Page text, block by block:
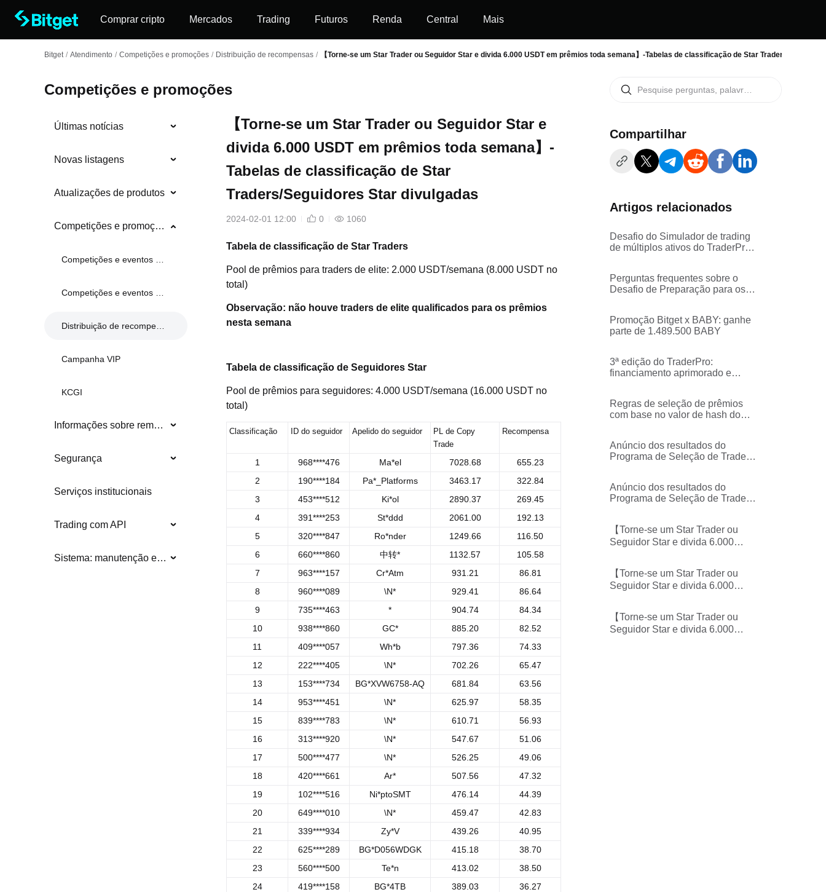
Comprar cripto Mercados Trading Futuros Renda Central Mais
Bitget / Atendimento / Competições e promoções / Distribuição de recompensas / 【Torne-se um Star Trader ou Seguidor Star e divida 6.000 USDT em prêmios toda semana】-Tabelas de classificação de Star Traders/
Competições e promoções
Últimas notícias
Novas listagens
Atualizações de produtos
Competições e promoções
Competições e eventos em andamento
Competições e eventos anteriores
Distribuição de recompensas
Campanha VIP
KCGI
Informações sobre remoções
Segurança
Serviços institucionais
Trading com API
Sistema: manutenção e atualização
【Torne-se um Star Trader ou Seguidor Star e
divida 6.000 USDT em prêmios toda semana】-
Tabelas de classificação de Star
Traders/Seguidores Star divulgadas
2024-02-01 12:00 0 1060
Tabela de classificação de Star Traders
Pool de prêmios para traders de elite: 2.000 USDT/semana (8.000 USDT no
total)
Observação: não houve traders de elite qualificados para os prêmios
nesta semana
Tabela de classificação de Seguidores Star
Pool de prêmios para seguidores: 4.000 USDT/semana (16.000 USDT no
total)
Classificação ID do seguidor Apelido do seguidor
PL de Copy
Trade
Recompensa
1 968****476 Ma*el 7028.68
655.23
2
190****184 Pa*_Platforms 3463.17
322.84
3
453****512 Ki*ol 2890.37
269.45
4
391****253 St*ddd 2061.00
192.13
5
320****847 Ro*nder 1249.66
116.50
6
660****860 中转* 1132.57
105.58
7
963****157 Cr*Atm 931.21
86.81
8
960****089 \N* 929.41
86.64
9
735****463 * 904.74
84.34
10
938****860 GC* 885.20
82.52
11
409****057 Wh*b 797.36
74.33
12
222****405 \N* 702.26
65.47
13
153****734 BG*XVW6758-AQ 681.84
63.56
14
953****451 \N* 625.97
58.35
15
839****783 \N* 610.71
56.93
16
313****920 \N* 547.67
51.06
17
500****477 \N* 526.25
49.06
18
420****661 Ar* 507.56
47.32
19
102****516 Ni*ptoSMT 476.14
44.39
20
649****010 \N* 459.47
42.83
21
339****934 Zy*V 439.26
40.95
22
625****289 BG*D056WDGK 415.18
38.70
23
560****500 Te*n 413.02
38.50
24
419****158 BG*4TB 389.03
36.27
Compartilhar
Artigos relacionados
Desafio do Simulador de trading
de múltiplos ativos do TraderPro:
Perguntas frequentes sobre o
Desafio de Preparação para os 7
Promoção Bitget x BABY: ganhe
parte de 1.489.500 BABY
3ª edição do TraderPro:
financiamento aprimorado e
distribuição de contas
Regras de seleção de prêmios
com base no valor de hash do
Anúncio dos resultados do
Programa de Seleção de Traders
Anúncio dos resultados do
Programa de Seleção de Traders
【Torne-se um Star Trader ou
Seguidor Star e divida 6.000
classificação de Star
Traders/Seguidores Star
【Torne-se um Star Trader ou
Seguidor Star e divida 6.000
classificação de Star
Traders/Seguidores Star
【Torne-se um Star Trader ou
Seguidor Star e divida 6.000